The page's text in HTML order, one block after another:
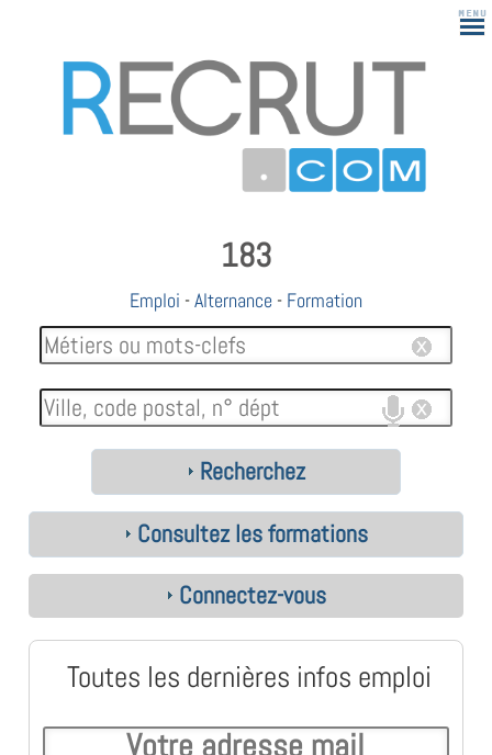
183
Emploi -Alternance - Formation
Recherchez
Consultez les formations
Connectez-vous
Toutes les dernières infos emploi